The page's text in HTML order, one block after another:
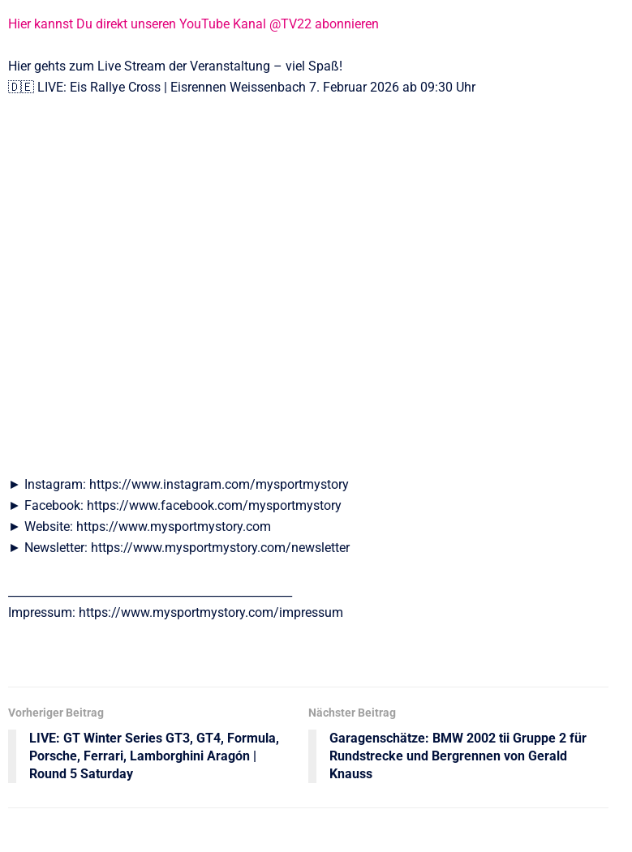
Hier kannst Du direkt unseren YouTube Kanal @TV22 abonnieren
Hier gehts zum Live Stream der Veranstaltung – viel Spaß!
🇩🇪 LIVE: Eis Rallye Cross | Eisrennen Weissenbach 7. Februar 2026 ab 09:30 Uhr
► Instagram: https://www.instagram.com/mysportmystory
► Facebook: https://www.facebook.com/mysportmystory
► Website: https://www.mysportmystory.com
► Newsletter: https://www.mysportmystory.com/newsletter
Impressum: https://www.mysportmystory.com/impressum
Vorheriger Beitrag
LIVE: GT Winter Series GT3, GT4, Formula,
Porsche, Ferrari, Lamborghini Aragón |
Round 5 Saturday
Nächster Beitrag
Garagenschätze: BMW 2002 tii Gruppe 2 für
Rundstrecke und Bergrennen von Gerald
Knauss